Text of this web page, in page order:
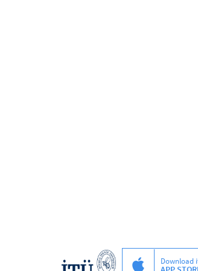
Download